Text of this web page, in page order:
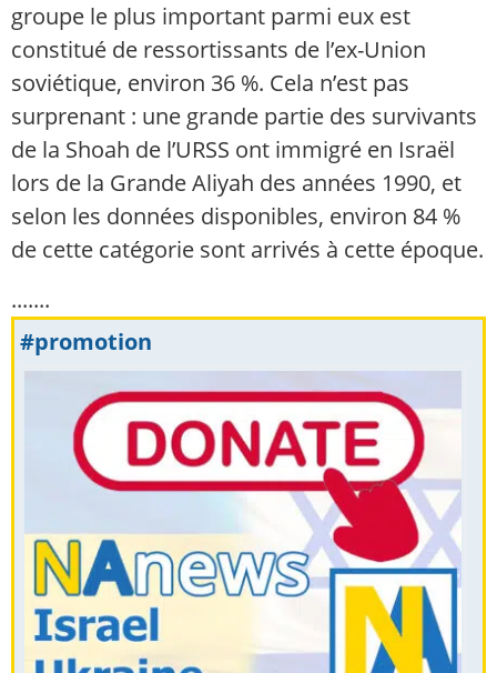
groupe le plus important parmi eux est
constitué de ressortissants de l’ex-Union
soviétique, environ 36 %. Cela n’est pas
surprenant : une grande partie des survivants
de la Shoah de l’URSS ont immigré en Israël
lors de la Grande Aliyah des années 1990, et
selon les données disponibles, environ 84 %
de cette catégorie sont arrivés à cette époque.
.......
#promotion